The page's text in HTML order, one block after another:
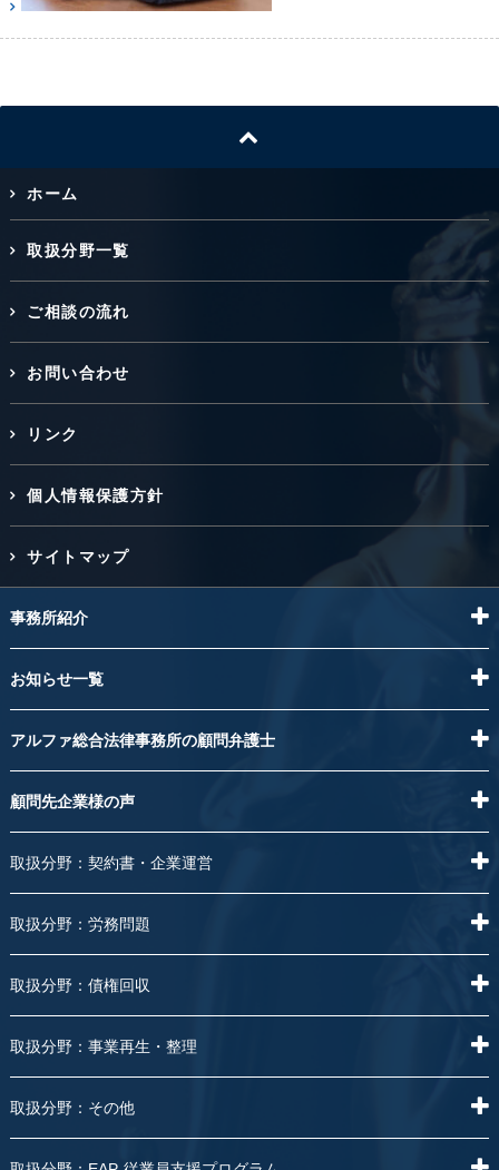
ホーム
取扱分野一覧
ご相談の流れ
お問い合わせ
リンク
個人情報保護方針
サイトマップ
事務所紹介
お知らせ一覧
アルファ総合法律事務所の顧問弁護士
顧問先企業様の声
取扱分野：契約書・企業運営
取扱分野：労務問題
取扱分野：債権回収
取扱分野：事業再生・整理
取扱分野：その他